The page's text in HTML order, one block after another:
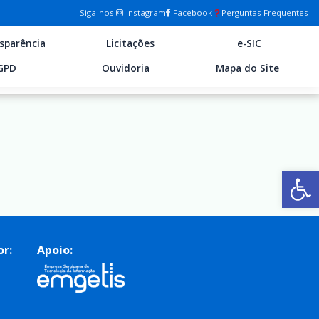
Siga-nos: Instagram Facebook Perguntas Frequentes
Licitações
e-SIC
Ouvidoria Mapa do Site
Apoio: